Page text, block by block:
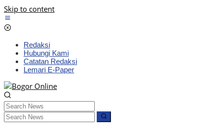
Skip to content
Redaksi
Hubungi Kami
Catatan Redaksi
Lemari E-Paper